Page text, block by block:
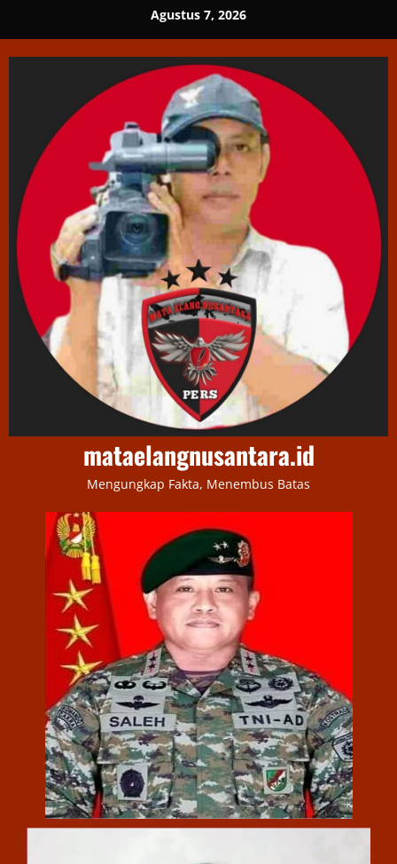
to
content
Agustus 7, 2026
mataelangnusantara.id
Mengungkap Fakta, Menembus Batas